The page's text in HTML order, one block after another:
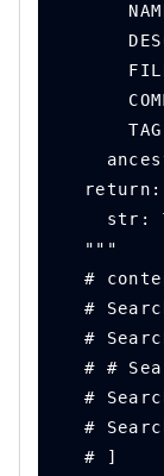
  return:
str:
  """
#
#
#
# #
#
#
  # ]